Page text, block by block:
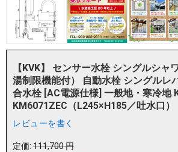
【KVK】 センサー水栓 シングルシャ
湯制限機能付） 自動水栓 シングルレ
合水栓 [AC電源仕様] 一般地・寒冷地
KM6071ZEC（L245×H185／吐水口）
レビューを書く
定価: 111,700円